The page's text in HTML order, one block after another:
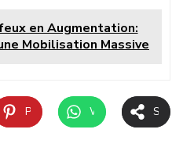
en Augmentation:
Mobilisation Massive
WhatsApp